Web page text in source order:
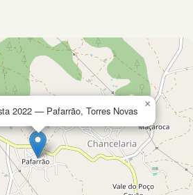
2022 — Pafarrão, Torres Novas
×